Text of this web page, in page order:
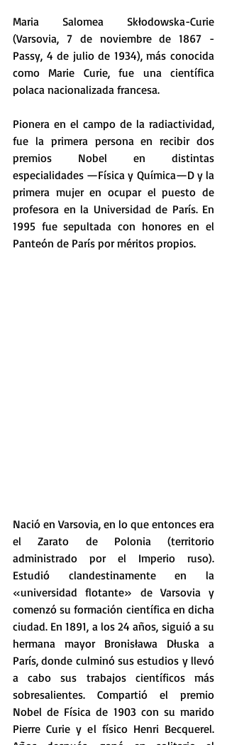
Maria Salomea Skłodowska-Curie
(Varsovia, 7 de noviembre de 1867 -
Passy, 4 de julio de 1934), más conocida
como Marie Curie, fue una científica
polaca nacionalizada francesa.
Pionera en el campo de la radiactividad,
fue la primera persona en recibir dos
premios Nobel en distintas
especialidades —Física y Química—D​ y la
primera mujer en ocupar el puesto de
profesora en la Universidad de París. En
1995 fue sepultada con honores en el
Panteón de París por méritos propios.
Nació en Varsovia, en lo que entonces era
el Zarato de Polonia (territorio
administrado por el Imperio ruso).
Estudió clandestinamente en la
«universidad flotante» de Varsovia y
comenzó su formación científica en dicha
ciudad. En 1891, a los 24 años, siguió a su
hermana mayor Bronisława Dłuska a
París, donde culminó sus estudios y llevó
a cabo sus trabajos científicos más
sobresalientes. Compartió el premio
Nobel de Física de 1903 con su marido
Pierre Curie y el físico Henri Becquerel.